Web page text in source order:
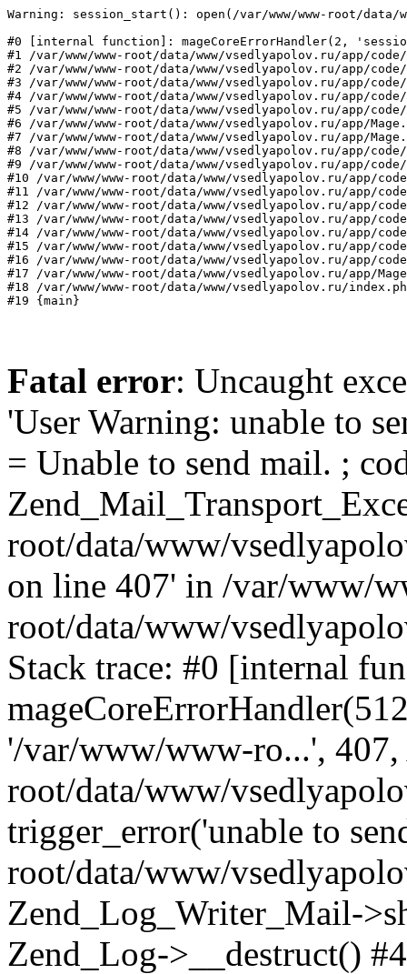
Warning: session_start(): open(/var/www/www-root/data/
#0 [internal function]: mageCoreErrorHandler(2,
#1 /var/www/www-root/data/www/vsedlyapolov.ru/app/
#2 /var/www/www-root/data/www/vsedlyapolov.ru/app/
#3 /var/www/www-root/data/www/vsedlyapolov.ru/app/
#4 /var/www/www-root/data/www/vsedlyapolov.ru/app/
#5 /var/www/www-root/data/www/vsedlyapolov.ru/app/
#6 /var/www/www-root/data/www/vsedlyapolov.ru/app/
#7 /var/www/www-root/data/www/vsedlyapolov.ru/app/
#8 /var/www/www-root/data/www/vsedlyapolov.ru/app/
#9 /var/www/www-root/data/www/vsedlyapolov.ru/app/
#10 /var/www/www-root/data/www/vsedlyapolov.ru/app/
#11 /var/www/www-root/data/www/vsedlyapolov.ru/app/
#12 /var/www/www-root/data/www/vsedlyapolov.ru/app/
#13 /var/www/www-root/data/www/vsedlyapolov.ru/app/
#14 /var/www/www-root/data/www/vsedlyapolov.ru/app/
#15 /var/www/www-root/data/www/vsedlyapolov.ru/app/
#16 /var/www/www-root/data/www/vsedlyapolov.ru/app/
#17 /var/www/www-root/data/www/vsedlyapolov.ru/app/
#18 /var/www/www-root/data/www/vsedlyapolov.ru/
#19 {main}
Fatal error: Uncaught
'User Warning: unable to
= Unable to send mail. ;
root/data/www/
on line 407' in /var/www/
root/data/www/
Stack trace: #0 [internal
'/var/www/www-ro...',
root/data/www/
trigger_error('unable to
root/data/www/
Zend_Log_Writer_Mail-
Zend_Log->__destruct()